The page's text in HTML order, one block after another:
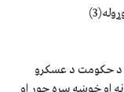
د حكومت د عسكرو